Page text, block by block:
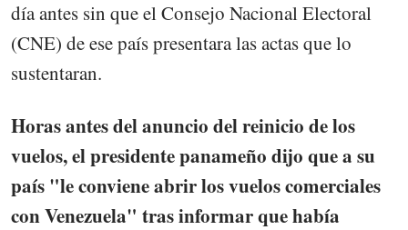
día antes sin que el Consejo Nacional Electoral
(CNE) de ese país presentara las actas que lo
sustentaran.
Horas antes del anuncio del reinicio de los
vuelos, el presidente panameño dijo que a su
país "le conviene abrir los vuelos comerciales
con Venezuela" tras informar que había